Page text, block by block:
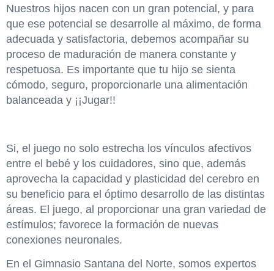
Nuestros hijos nacen con un gran potencial, y para
que ese potencial se desarrolle al máximo, de forma
adecuada y satisfactoria, debemos acompañar su
proceso de maduración de manera constante y
respetuosa. Es importante que tu hijo se sienta
cómodo, seguro, proporcionarle una alimentación
balanceada y ¡¡Jugar!!
Si, el juego no solo estrecha los vínculos afectivos
entre el bebé y los cuidadores, sino que, además
aprovecha la capacidad y plasticidad del cerebro en
su beneficio para el óptimo desarrollo de las distintas
áreas. El juego, al proporcionar una gran variedad de
estímulos; favorece la formación de nuevas
conexiones neuronales.
En el Gimnasio Santana del Norte, somos expertos